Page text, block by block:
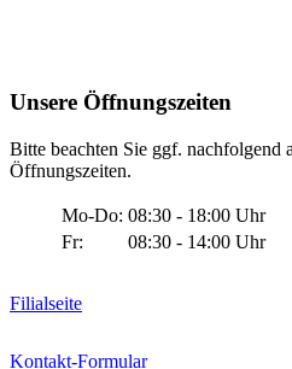
Unsere Öffnungszeiten
Bitte beachten Sie ggf. nachfolgend
Öffnungszeiten.
Mo-Do: 08:30 - 18:00 Uhr
Fr:
08:30 - 14:00 Uhr
Filialseite
Kontakt-Formular